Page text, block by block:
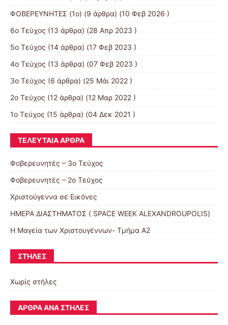
ΦΟΒΕΡΕΥΝΗΤΕΣ (1ο) (9 άρθρα) (10 Φεβ 2026 )
6ο Τεύχος (13 άρθρα) (28 Απρ 2023 )
5o Τεύχος (14 άρθρα) (17 Φεβ 2023 )
4o Τεύχος (13 άρθρα) (07 Φεβ 2023 )
3ο Τεύχος (6 άρθρα) (25 Μάι 2022 )
2o Τεύχος (12 άρθρα) (12 Μαρ 2022 )
1ο Τεύχος (15 άρθρα) (04 Δεκ 2021 )
ΤΕΛΕΥΤΑΊΑ ΆΡΘΡΑ
Φοβερευνητές – 3o Τεύχος
Φοβερευνητές – 2o Τεύχος
Χριστούγεννα σε Εικόνες
ΗΜΕΡΑ ΔΙΑΣΤΗΜΑΤΟΣ ( SPACE WEEK ALEXANDROUPOLIS)
Η Μαγεία των Χριστουγέννων- Τμήμα Α2
ΣΤΉΛΕΣ
Χωρίς στήλες
ΆΡΘΡΑ ΑΝΆ ΣΤΉΛΕΣ